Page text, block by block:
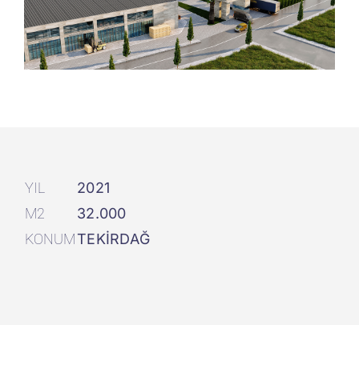
YIL
2021
M2
32.000
KONUMTEKİRDAĞ